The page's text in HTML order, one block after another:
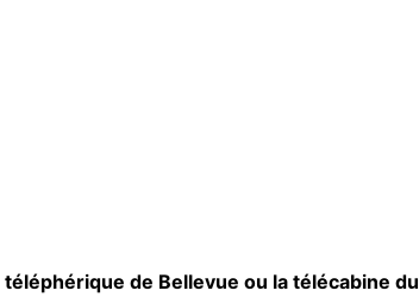
téléphérique de Bellevue ou la télécabine du